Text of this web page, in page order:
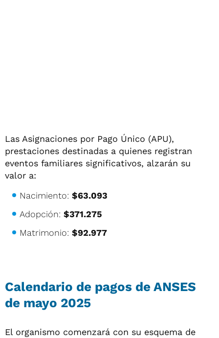
Las Asignaciones por Pago Único (APU),
prestaciones destinadas a quienes registran
eventos familiares significativos, alzarán su
valor a:
Nacimiento: $63.093
Adopción: $371.275
Matrimonio: $92.977
Calendario de pagos de ANSES
de mayo 2025
El organismo comenzará con su esquema de